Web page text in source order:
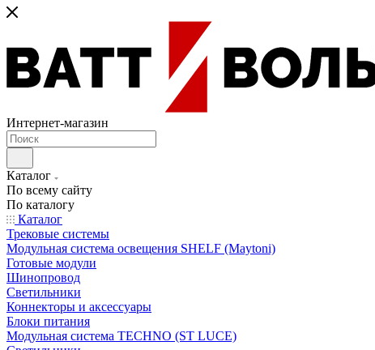
Интернет-магазин
Каталог
По всему сайту
По каталогу
Каталог
Трековые системы
Модульная система освещения SHELF (Maytoni)
Готовые модули
Шинопровод
Светильники
Коннекторы и аксессуары
Блоки питания
Модульная система TECHNO (ST LUCE)